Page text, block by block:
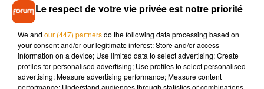
11 avril 2021. Le départ se fera de Denain (Hauts-de-France),
pour une arrivée prévue au vélodrome de Roubaix.
Si l’ASO se permet de créer des courses pour les femmes,
Le respect de votre vie privée est notre priorité
We and our (447) partnersdo the following data processing based on
your consent and/or our legitimate interest: Store and/or access
information on a device; Use limited data to select advertising; Create
profiles for personalised advertising; Use profiles to select personalised
advertising; Measure advertising performance; Measure content
performance; Understand audiences through statistics or combinations